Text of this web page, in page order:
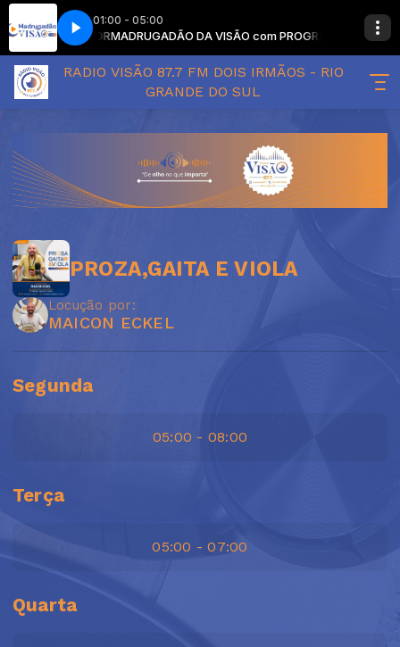
01:00 - 05:00
LOCUTORMADRUGADÃO DA VISÃO com PROGRAMAÇÃO SEM
RADIO VISÃO 87.7 FM DOIS IRMÃOS - RIO
GRANDE DO SUL
PROZA,GAITA E VIOLA
Locução por:
MAICON ECKEL
Segunda
05:00 - 08:00
Terça
05:00 - 07:00
Quarta